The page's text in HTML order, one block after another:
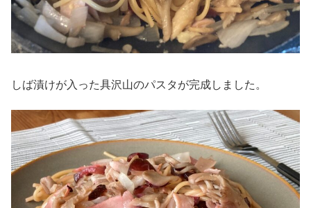
しば漬けが入った具沢山のパスタが完成しました。